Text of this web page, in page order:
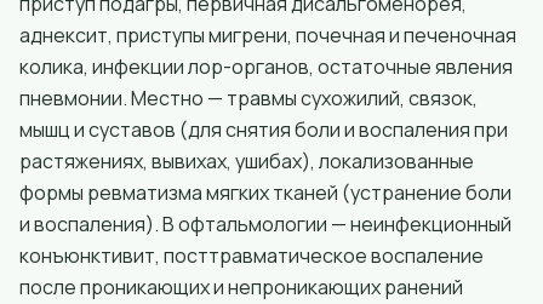
аднексит, приступы мигрени, почечная и печеночная
колика, инфекции лор-органов, остаточные явления
пневмонии. Местно — травмы сухожилий, связок,
мышц и суставов (для снятия боли и воспаления при
растяжениях, вывихах, ушибах), локализованные
формы ревматизма мягких тканей (устранение боли
и воспаления). В офтальмологии — неинфекционный
конъюнктивит, посттравматическое воспаление
после проникающих и непроникающих ранений